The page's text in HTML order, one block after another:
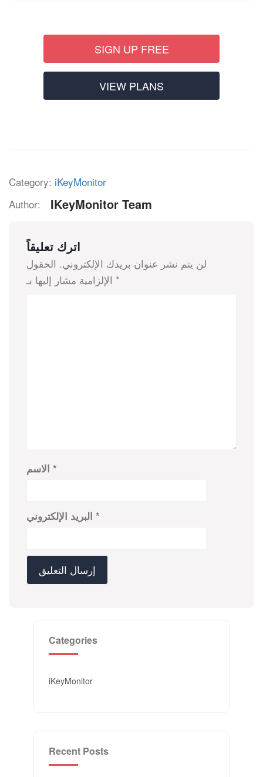
SIGN UP FREE
VIEW PLANS
Category: iKeyMonitor
Author:
IKeyMonitor Team
اترك تعليقاً
لن يتم نشر عنوان بريدك الإلكتروني. الحقول
*
*
*
Categories
iKeyMonitor
Recent Posts